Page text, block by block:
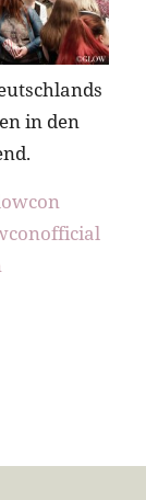
in den